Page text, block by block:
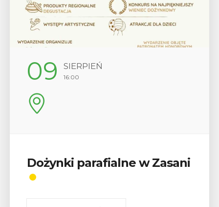
12 SIERPIEŃ
17:00
Wykład „Jak zdobyć
odznaki na myślenickich